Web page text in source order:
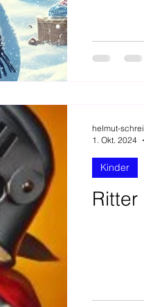
Kinder
helmut-
1. Okt. 2024